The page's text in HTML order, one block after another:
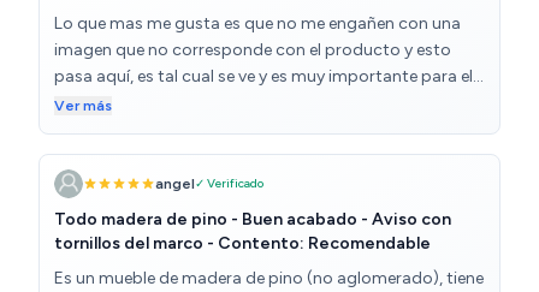
Lo que mas me gusta es que no me engañen con una
imagen que no corresponde con el producto y esto
pasa aquí, es tal cual se ve y es muy importante para el
tema del color paraque te encaje con otros muebles
que tengas, etc... El montaje es súper fácil y viene muy
bien preparado para ello. Lo único que no me gusta son
los tiradores, de muy baja calidad, plástico del malo así
que cuidado con apretar el tornillo demasiado que te
cargas el tirador.
Ver más
angel✓ Verificado
Todo madera de pino - Buen acabado - Aviso con
tornillos del marco - Contento: Recomendable
Es un mueble de madera de pino (no aglomerado), tiene